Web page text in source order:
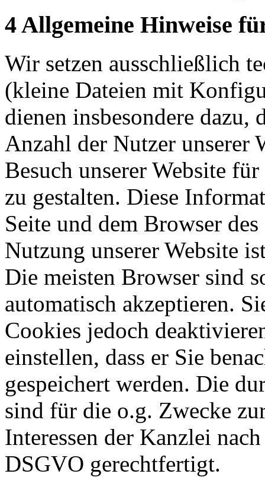
4 Allgemeine Hinweise
Wir setzen ausschließlich
(kleine Dateien mit
dienen insbesondere
Anzahl der Nutzer unserer
Besuch unserer Website
zu gestalten. Diese
Seite und dem Browser
Nutzung unserer Website
Die meisten Browser sind
automatisch akzeptieren.
Cookies jedoch
einstellen, dass er Sie
gespeichert werden. Die
sind für die o.g. Zwecke
Interessen der Kanzlei
DSGVO gerechtfertigt.